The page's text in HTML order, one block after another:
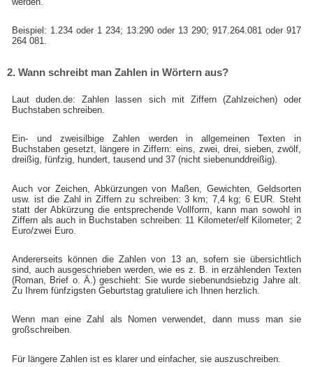
Beispiel: 1.234 oder 1 234; 13.290 oder 13 290; 917.264.081 oder 917
264 081.
2. Wann schreibt man Zahlen in Wörtern aus?
Laut duden.de: Zahlen lassen sich mit Ziffern (Zahlzeichen) oder
Buchstaben schreiben.
Ein- und zweisilbige Zahlen werden in allgemeinen Texten in
Buchstaben gesetzt, längere in Ziffern: eins, zwei, drei, sieben, zwölf,
dreißig, fünfzig, hundert, tausend und 37 (nicht siebenunddreißig).
Auch vor Zeichen, Abkürzungen von Maßen, Gewichten, Geldsorten
usw. ist die Zahl in Ziffern zu schreiben: 3 km; 7,4 kg; 6 EUR. Steht
statt der Abkürzung die entsprechende Vollform, kann man sowohl in
Ziffern als auch in Buchstaben schreiben: 11 Kilometer/elf Kilometer; 2
Euro/zwei Euro.
Andererseits können die Zahlen von 13 an, sofern sie übersichtlich
sind, auch ausgeschrieben werden, wie es z. B. in erzählenden Texten
(Roman, Brief o. Ä.) geschieht: Sie wurde siebenundsiebzig Jahre alt.
Zu Ihrem fünfzigsten Geburtstag gratuliere ich Ihnen herzlich.
Wenn man eine Zahl als Nomen verwendet, dann muss man sie
großschreiben.
Für längere Zahlen ist es klarer und einfacher, sie auszuschreiben.